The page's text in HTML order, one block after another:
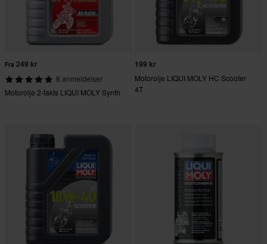
Fra 249 kr
8 anmeldelser
Motorolje 2-takts LIQUI MOLY Synth
199 kr
Motorolje LIQUI MOLY HC Scooter
4T